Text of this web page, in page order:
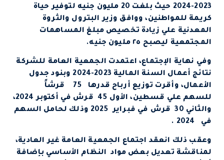
2023-2024 حيث بلغت 20 مليون جنيه لتوفير حياة
كريمة للمواطنين، ووافق وزير البترول والثروة
المعدنية علي زيادة تخصيص مبلغ المساهمات
المجتمعية ليصبح ٢٥ مليون جنيه.
وفي نهاية الإجتماع، اعتمدت الجمعية العامة للشركة
نتائج أعمال السنة المالية 2023-2024 وبنود جدول
الأعمال، وأقرت توزيع أرباح قدرها 75 قرشاً
للسهم علي قسطين، الأول 45 قرش في أكتوبر 2024،
والثاني 30 قرش في فبراير 2025 وذلك لحامل السهم
في 2024 .
وعقب ذلك انعقد اجتماع الجمعية العامة غير العادية،
لمناقشة تعديل بعض مواد النظام الأساسي بإضافة